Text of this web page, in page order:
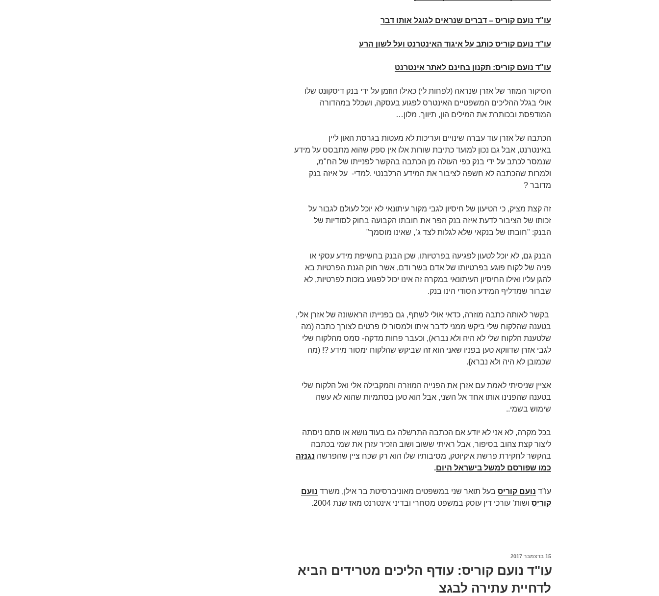
עו"ד נועם קוריס – דברים שנראים לגוגל אותו דבר
עו”ד נועם קוריס כותב על איגוד האינטרנט ועל לשון הרע
עו"ד נועם קוריס: תקנון בחינם לאתר אינטרנט
הסיקור המוזר של אזרן שנראה (לפחות לי) כאילו הוזמן על ידי בנק דיסקונט שלו
אולי בגלל ההליכים המשפטיים האינטרס לפגוע בעסקה, ושכלל במהדורה
המודפסת ובכותרת את המילים הון, תיווך, מלון…
הכתבה של אזרן עוד עברה שינויים ועריכות לא מעטות בגרסת האון ליין
באינטרנט, אבל גם נכון למועד כתיבת שורות אלו אין ספק שהוא מתבסס על מידע
שנמסר לכתב על ידי בנק כפי העולה מן הכתבה בהקשר לפנייתו של הח"מ,
ולמרות שהכתבה לא חשפה לציבור את המידע הרלבנטי .למדי- על איזה בנק
מדובר ?
זה קצת מציק, כי הטיעון של חיסיון לגבי מקור עיתונאי לא יוכל לעולם לגבור על
זכותו של הציבור לדעת איזה בנק הפר את חובתו הקבועה בחוק לסודיות של
הבנק: "חובתו של בנקאי שלא לגלות לצד ג’, שאינו מוסמך"
הבנק גם, לא יוכל לטעון לפגיעה בפרטיותו, שכן הבנק בחשיפת מידע עסקי או
פניה של לקוח פוגע בפרטיותו של אדם בשר ודם, אשר חוק הגנת הפרטיות בא
להגן עליו ואילו החיסיון העיתונאי במקרה זה אינו יכול לפגוע בזכות לפרטיות, לא
שברור שמדליף המידע הסודי הינו בנק.
בקשר לאותה כתבה מוזרה, כדאי אולי לשתף, גם בפנייתו הראשונה של אזרן אלי,
בטענה שהלקוח שלי ביקש ממני לדבר איתו ולמסור לו פרטים לצורך כתבה (מה
שלטענת הלקוח שלי לא היה ולא נברא), וכעבר פחות מדקה- סמס מהלקוח שלי
לגבי אזרן שדווקא טען בפניו שאני הוא זה שביקש שהלקוח ימסור מידע ?! (מה
שכמובן לא היה ולא נברא).
אציין שניסיתי לאמת עם אזרן את הפנייה המוזרה והמקבילה אלי ואל הלקוח שלי
בטענה שהפנינו אותו אחד אל השני, אבל הוא טען בסתמיות שהוא לא עשה
שימוש בשמי..
בכל מקרה, לא אני לא יודע אם הכתבה התרשלה גם בעוד נושא או סתם ניסתה
ליצור קצת צהוב בסיפור, אבל ראיתי ששוב ושוב הזכיר עזרן את שמי בכתבה
בהקשר לחקירת פרשת איקיוטק, מסיבותיו שלו הוא רק שכח ציין שהפרשה נגנזה
כמו שפורסם למשל בישראל היום.
עו”ד נועם קוריס בעל תואר שני במשפטים מאוניברסיטת בר אילן, משרד נועם
קוריס ושות’ עורכי דין עוסק במשפט מסחרי ובדיני אינטרנט מאז שנת 2004.
פורסם
15 בדצמבר 2017
עו"ד נועם קוריס: עודף הליכים מטרידים הביא
לדחיית עתירה לבגצ